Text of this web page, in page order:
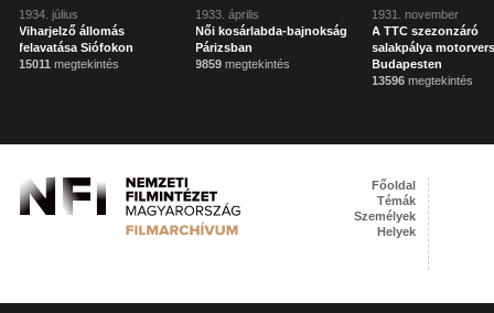
1934. július
Viharjelző állomás
felavatása Siófokon
15011 megtekintés
1933. április
Női kosárlabda-bajnokság
Párizsban
9859 megtekintés
1931. november
A TTC szezonzáró
salakpálya
Budapesten
13596 megtekintés
Főoldal
Témák
Személyek
Helyek